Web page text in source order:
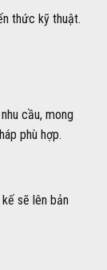
thức kỹ thuật.
cầu, mong
phù hợp.
sẽ lên bản